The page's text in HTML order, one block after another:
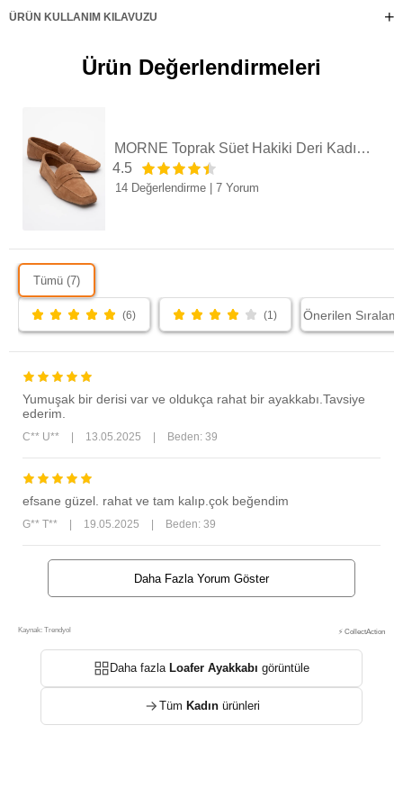
ÜRÜN KULLANIM KILAVUZU
Ürün Değerlendirmeleri
MORNE Toprak Süet Hakiki Deri Kadın Loafer Ayakkabı
4.5
14 Değerlendirme | 7 Yorum
Tümü (7)
(6) (1)
Yumuşak bir derisi var ve oldukça rahat bir ayakkabı.Tavsiye
ederim.
C** U** 13.05.2025 Beden: 39
efsane güzel. rahat ve tam kalıp.çok beğendim
G** T** 19.05.2025 Beden: 39
Daha Fazla Yorum Göster
Kaynak: Trendyol ⚡ CollectAction
Daha fazla Loafer Ayakkabı görüntüle
Tüm Kadınürünleri